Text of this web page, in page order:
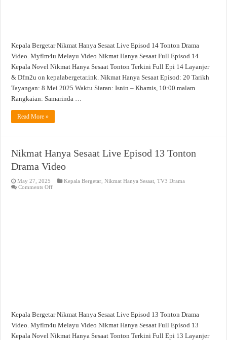
Kepala Bergetar Nikmat Hanya Sesaat Live Episod 14 Tonton Drama
Video. Myflm4u Melayu Video Nikmat Hanya Sesaat Full Episod 14
Kepala Novel Nikmat Hanya Sesaat Tonton Terkini Full Epi 14 Layanjer
& Dfm2u on kepalabergetar.ink. Nikmat Hanya Sesaat Episod: 20 Tarikh
Tayangan: 8 Mei 2025 Waktu Siaran: Isnin – Khamis, 10:00 malam
Rangkaian: Samarinda …
Read More »
Nikmat Hanya Sesaat Live Episod 13 Tonton
Drama Video
May 27, 2025 Kepala Bergetar ,Nikmat Hanya Sesaat ,TV3 Drama
Comments Offon
Kepala Bergetar Nikmat Hanya Sesaat Live Episod 13 Tonton Drama
Video. Myflm4u Melayu Video Nikmat Hanya Sesaat Full Episod 13
Kepala Novel Nikmat Hanya Sesaat Tonton Terkini Full Epi 13 Layanjer